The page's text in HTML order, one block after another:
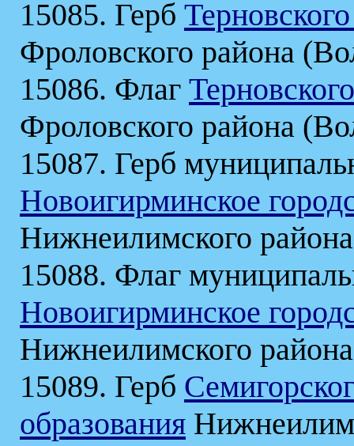
15085. Герб
Фроловского района
15086. Флаг
Фроловского района
15087. Герб
Новоигирминское
Нижнеилимского
15088. Флаг
Новоигирминское
Нижнеилимского
15089. Герб
образования